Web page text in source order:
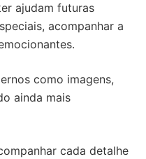
ajudam futuras
acompanhar a
como imagens,
ainda mais
cada detalhe